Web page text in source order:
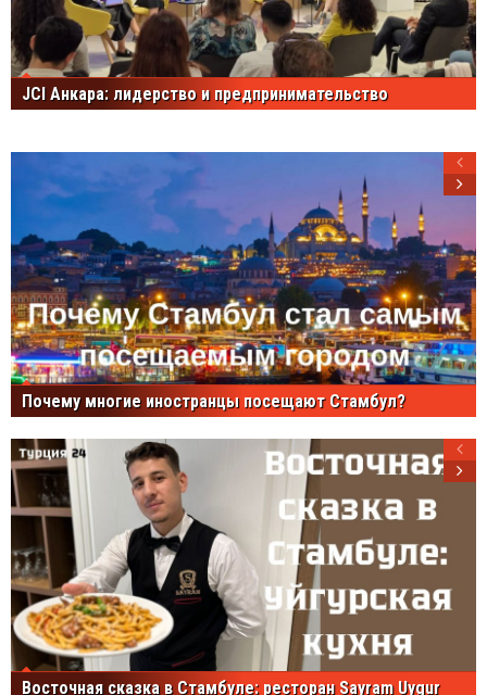
JCI Анкара: лидерство и предпринимательство
Почему многие иностранцы посещают Стамбул?
Восточная сказка в Стамбуле: ресторан Sayram Uygur